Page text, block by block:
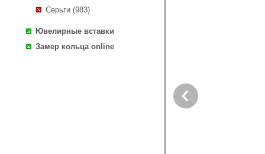
Серьги (983)
Ювелирные вставки
Замер кольца online